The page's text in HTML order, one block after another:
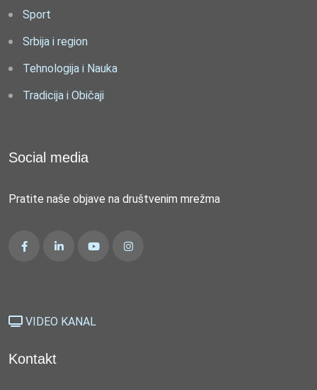
Sport
Srbija i region
Tehnologija i Nauka
Tradicija i Običaji
Social media
Pratite naše objave na društvenim mrežma
VIDEO KANAL
Kontakt